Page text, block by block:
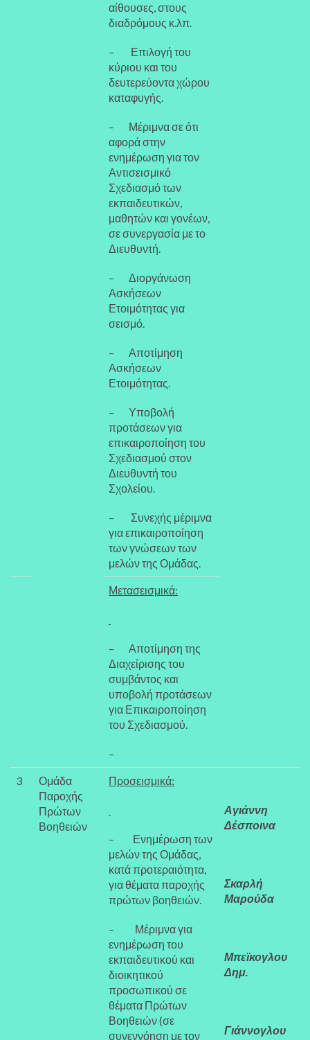
αίθουσες, στους
διαδρόμους κ.λπ.
– Επιλογή του
κύριου και του
δευτερεύοντα χώρου
καταφυγής.
– Μέριμνα σε ότι
αφορά στην
ενημέρωση για τον
Αντισεισμικό
Σχεδιασμό των
εκπαιδευτικών,
μαθητών και γονέων,
σε συνεργασία με το
Διευθυντή.
– Διοργάνωση
Ασκήσεων
Ετοιμότητας για
σεισμό.
– Αποτίμηση
Ασκήσεων
Ετοιμότητας.
– Υποβολή
προτάσεων για
επικαιροποίηση του
Σχεδιασμού στον
Διευθυντή του
Σχολείου.
– Συνεχής μέριμνα
για επικαιροποίηση
των γνώσεων των
μελών της Ομάδας.
Μετασεισμικά:
– Αποτίμηση της
Διαχείρισης του
συμβάντος και
υποβολή προτάσεων
για Επικαιροποίηση
του Σχεδιασμού.
–
3
Ομάδα
Παροχής
Πρώτων
Βοηθειών
Προσεισμικά:
– Ενημέρωση των
μελών της Ομάδας,
κατά προτεραιότητα,
για θέματα παροχής
πρώτων βοηθειών.
– Μέριμνα για
ενημέρωση του
εκπαιδευτικού και
διοικητικού
προσωπικού σε
θέματα Πρώτων
Βοηθειών (σε
συνεννόηση με τον
Αγιάννη
Δέσποινα
Σκαρλή
Μαρούδα
Μπεϊκογλου
Δημ.
Γιάννογλου